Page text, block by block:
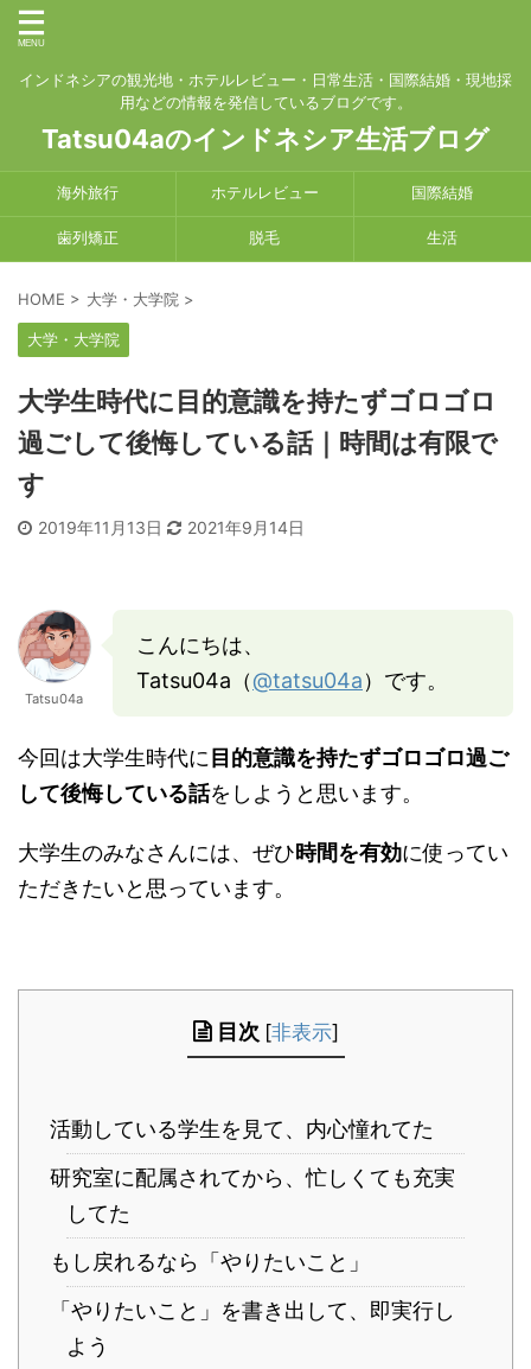
インドネシアの観光地・ホテルレビュー・日常生活・国際結婚・現地採
用などの情報を発信しているブログです。
Tatsu04aのインドネシア生活ブログ
海外旅行 ホテルレビュー 国際結婚
歯列矯正 脱毛 生活
HOME > 大学・大学院 >
大学・大学院
大学生時代に目的意識を持たずゴロゴロ
過ごして後悔している話｜時間は有限で
す
2019年11月13日 2021年9月14日
Tatsu04a
こんにちは、
Tatsu04a（@tatsu04a）です。
今回は大学生時代に 目的意識を持たずゴロゴロ過ご
して後悔している話をしようと思います。
大学生のみなさんには、ぜひ時間を有効に使ってい
ただきたいと思っています。
目次 [非表示]
活動している学生を見て、内心憧れてた
研究室に配属されてから、忙しくても充実
してた
もし戻れるなら「やりたいこと」
「やりたいこと」を書き出して、即実行し
よう